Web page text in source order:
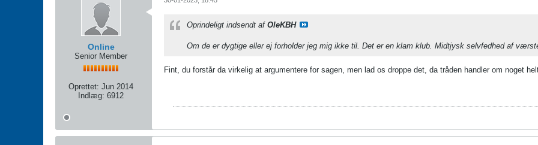
Online
Senior Member
Oprettet: Jun 2014
Indlæg: 6912
Oprindeligt indsendt af OleKBH
Om de er dygtige eller ej forholder jeg mig ikke til. Det er en klam klub. Midtjysk selvfedhed af
Fint, du forstår da virkelig at argumentere for sagen, men lad os droppe det, da tråden handler om noget